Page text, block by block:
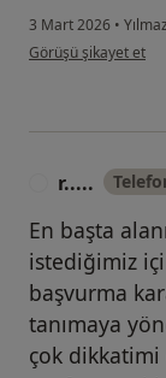
3 Mart 2026 •
kullanıcının
Görüşü şikayet et
r.....
En başta
istediğimiz
başvurma
tanımaya
çok dikkatimi